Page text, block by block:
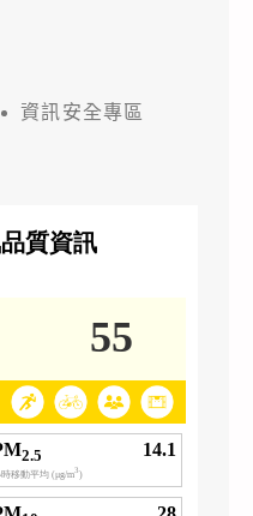
資訊安全專區